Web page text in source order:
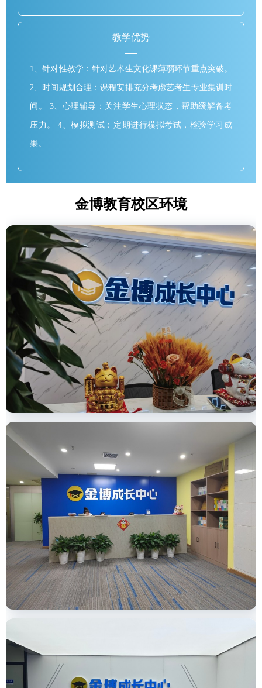
教学优势
1、针对性教学：针对艺术生文化课薄弱环节重点突破。
2、时间规划合理：课程安排充分考虑艺考生专业集训时
间。 3、心理辅导：关注学生心理状态，帮助缓解备考
压力。 4、模拟测试：定期进行模拟考试，检验学习成
果。
金博教育校区环境